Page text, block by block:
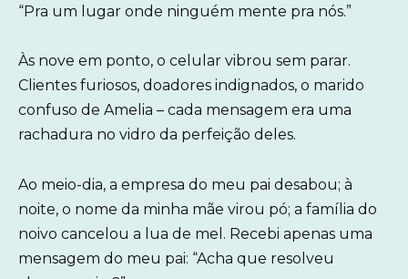
“Pra um lugar onde ninguém mente pra nós.”
Às nove em ponto, o celular vibrou sem parar.
Clientes furiosos, doadores indignados, o marido
confuso de Amelia – cada mensagem era uma
rachadura no vidro da perfeição deles.
Ao meio-dia, a empresa do meu pai desabou; à
noite, o nome da minha mãe virou pó; a família do
noivo cancelou a lua de mel. Recebi apenas uma
mensagem do meu pai: “Acha que resolveu